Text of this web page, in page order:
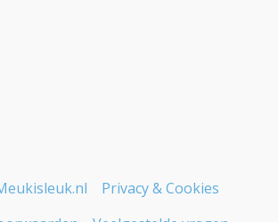
Privacy & Cookies